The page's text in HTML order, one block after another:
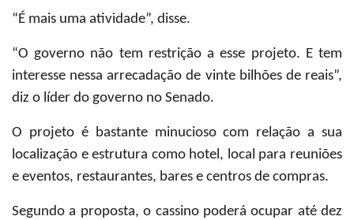
“É mais uma atividade”, disse.
“O governo não tem restrição a esse projeto. E tem
interesse nessa arrecadação de vinte bilhões de reais”,
diz o líder do governo no Senado.
O projeto é bastante minucioso com relação a sua
localização e estrutura como hotel, local para reuniões
e eventos, restaurantes, bares e centros de compras.
Segundo a proposta, o cassino poderá ocupar até dez